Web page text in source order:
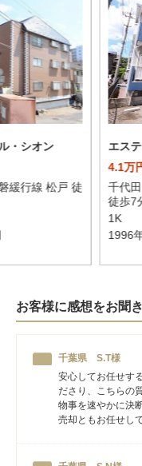
・シオン
緩行線 松戸 徒
エス
4.1万
千代
徒歩7
1K
1996
お客様に感想をお聞
千葉県 S.T様
安心してお任せす
ださり、こちらの
物事を速やかに決
売却ともお任せし